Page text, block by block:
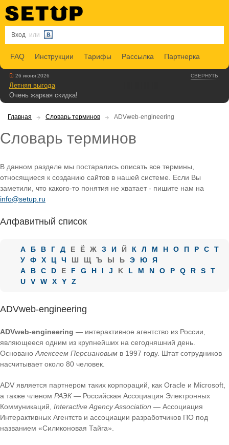
Вход или
FAQ Инструкции Тарифы Рассылка Партнерка
СВЕРНУТЬ
26 июня 2026
Летняя выгода
Очень жаркая скидка!
Главная Словарь терминов ADVweb-engineering
Словарь терминов
В данном разделе мы постарались описать все термины,
относящиеся к созданию сайтов в нашей системе. Если Вы
заметили, что какого-то понятия не хватает - пишите нам на
info@setup.ru
Алфавитный список
А Б В Г Д Е Ё Ж З И Й К Л М Н О П Р С
Т
У
Ф Х Ц Ч Ш Щ Ъ Ы Ь Э Ю
Я
A
B C D E F G H I J K L M N O P Q R S
T
U
V W X Y Z
ADVweb-engineering
ADVweb-engineering — интерактивное агентство из России,
являющееся одним из крупнейших на сегодняшний день.
ОснованоАлексеем Персиановым в 1997 году. Штат сотрудников
насчитывает около 80 человек.
ADV является партнером таких корпораций, как Oracle и Microsoft,
а также членом РАЭК— Российская Ассоциация Электронных
Коммуникаций, Interactive Agency Association — Ассоциация
Интерактивных Агентств и ассоциации разработчиков ПО под
названием «Силиконовая Тайга».